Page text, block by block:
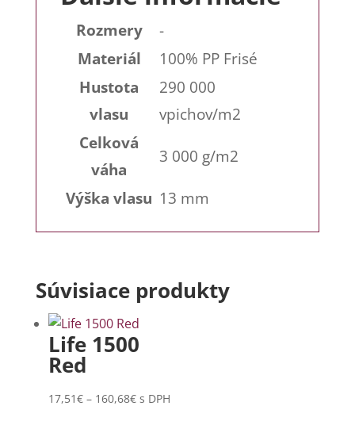
Rozmery
-
Materiál
100% PP Frisé
Hustota
vlasu
290 000
vpichov/m2
Celková
váha
3 000 g/m2
Výška vlasu 13 mm
Súvisiace produkty
Life 1500
Red
17,51€ – 160,68€Price
s DPH